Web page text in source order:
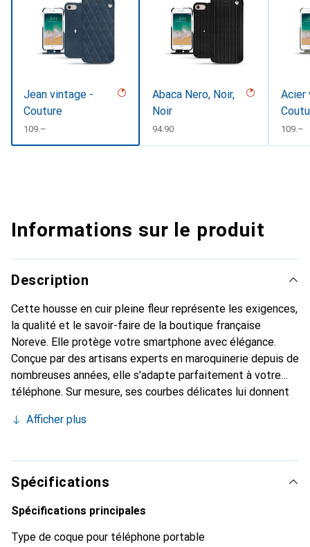
Jean vintage -
Couture
CHF
109.–
Abaca Nero, Noir,
Noir
CHF
94.90
Acier
CHF
109.–
Informations sur le produit
Description
Cette housse en cuir pleine fleur représente les exigences,
la qualité et le savoir-faire de la boutique française
Noreve. Elle protège votre smartphone avec élégance.
Conçue par des artisans experts en maroquinerie depuis de
nombreuses années, elle s'adapte parfaitement à votre
téléphone. Sur mesure, ses courbes délicates lui donnent
et indispensable de votre smartphone. Reconnaître
marque Noreve est un choix sûr pour une clientèle
exigeante.
Afficher plus
Spécifications
Spécifications principales
Type de coque pour téléphone portable